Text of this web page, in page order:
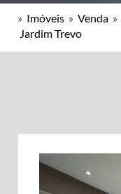
» Imóveis » Venda »
Jardim Trevo